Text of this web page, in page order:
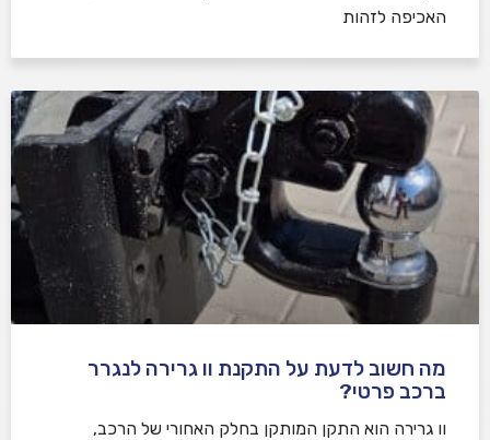
האכיפה לזהות
מה חשוב לדעת על התקנת וו גרירה לנגרר
ברכב פרטי?
וו גרירה הוא התקן המותקן בחלק האחורי של הרכב,